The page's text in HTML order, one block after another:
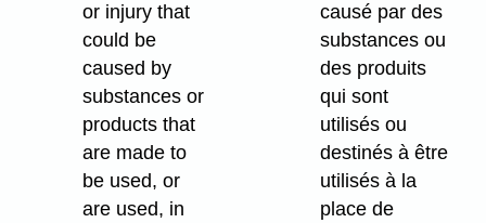
or injury that
could be
caused by
substances or
products that
are made to
be used, or
are used, in
causé par des
substances ou
des produits
qui sont
utilisés ou
destinés à être
utilisés à la
place de